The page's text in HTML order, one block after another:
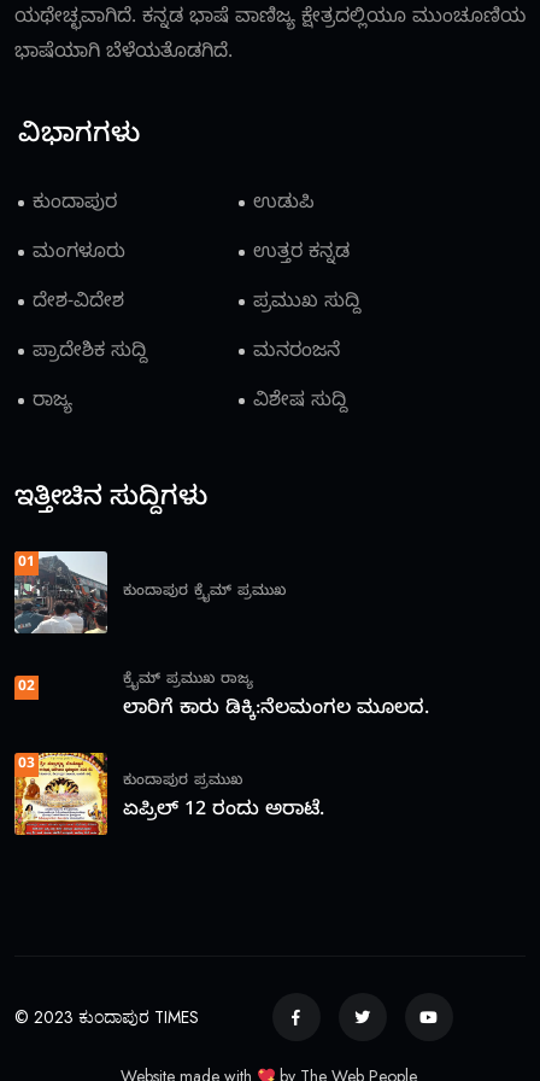
ಯಥೇಚ್ಛವಾಗಿದೆ. ಕನ್ನಡ ಭಾಷೆ ವಾಣಿಜ್ಯ ಕ್ಷೇತ್ರದಲ್ಲಿಯೂ ಮುಂಚೂಣಿಯ
ಭಾಷೆಯಾಗಿ ಬೆಳೆಯತೊಡಗಿದೆ.
ವಿಭಾಗಗಳು
ಕುಂದಾಪುರ
ಉಡುಪಿ
ಮಂಗಳೂರು
ಉತ್ತರ ಕನ್ನಡ
ದೇಶ-ವಿದೇಶ
ಪ್ರಮುಖ ಸುದ್ದಿ
ಪ್ರಾದೇಶಿಕ ಸುದ್ದಿ
ಮನರಂಜನೆ
ರಾಜ್ಯ
ವಿಶೇಷ ಸುದ್ದಿ
ಇತ್ತೀಚಿನ ಸುದ್ದಿಗಳು
01
ಕುಂದಾಪುರ ಕ್ರೈಮ್ ಪ್ರಮುಖ
02 ಕ್ರೈಮ್ ಪ್ರಮುಖ ರಾಜ್ಯ
ಲಾರಿಗೆ ಕಾರು ಡಿಕ್ಕಿ:ನೆಲಮಂಗಲ ಮೂಲದ.
03
ಕುಂದಾಪುರ ಪ್ರಮುಖ
ಏಪ್ರಿಲ್ 12 ರಂದು ಅರಾಟೆ.
© 2023 ಕುಂದಾಪುರ TIMES